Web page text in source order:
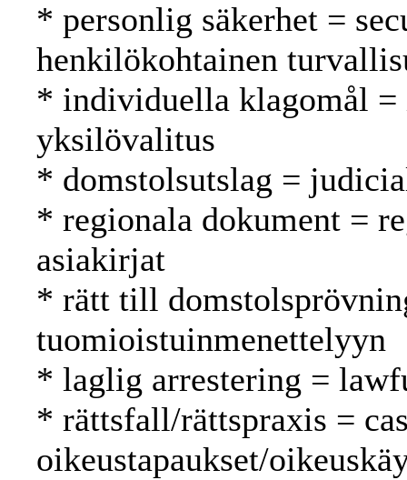
* personlig säkerhet =
henkilökohtainen
* individuella klagomål
yksilövalitus
* domstolsutslag =
* regionala dokument =
asiakirjat
* rätt till
tuomioistuinmenettelyyn
* laglig arrestering =
* rättsfall/rättspraxis =
oikeustapaukset/